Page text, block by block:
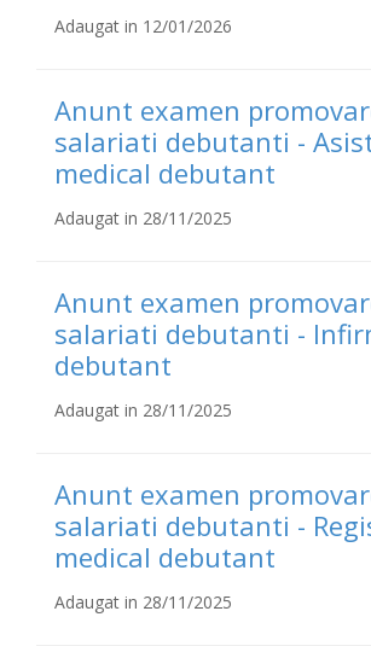
Adaugat in 12/01/2026
Anunt examen
salariati debutanti -
medical debutant
Adaugat in 28/11/2025
Anunt examen
salariati debutanti -
debutant
Adaugat in 28/11/2025
Anunt examen
salariati debutanti -
medical debutant
Adaugat in 28/11/2025